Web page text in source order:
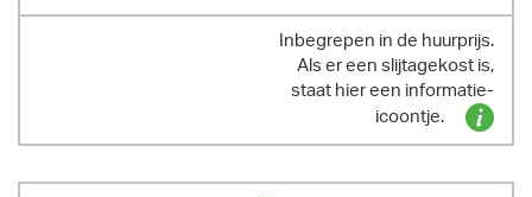
Inbegrepen in de huurprijs.
Als er een slijtagekost is,
staat hier een informatie-
icoontje.